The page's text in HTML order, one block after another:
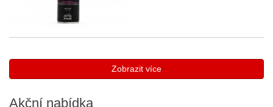
Zobrazit více
Akční nabídka